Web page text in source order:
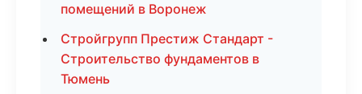
помещений в Воронеж
Стройгрупп Престиж Стандарт -
Строительство фундаментов в
Тюмень